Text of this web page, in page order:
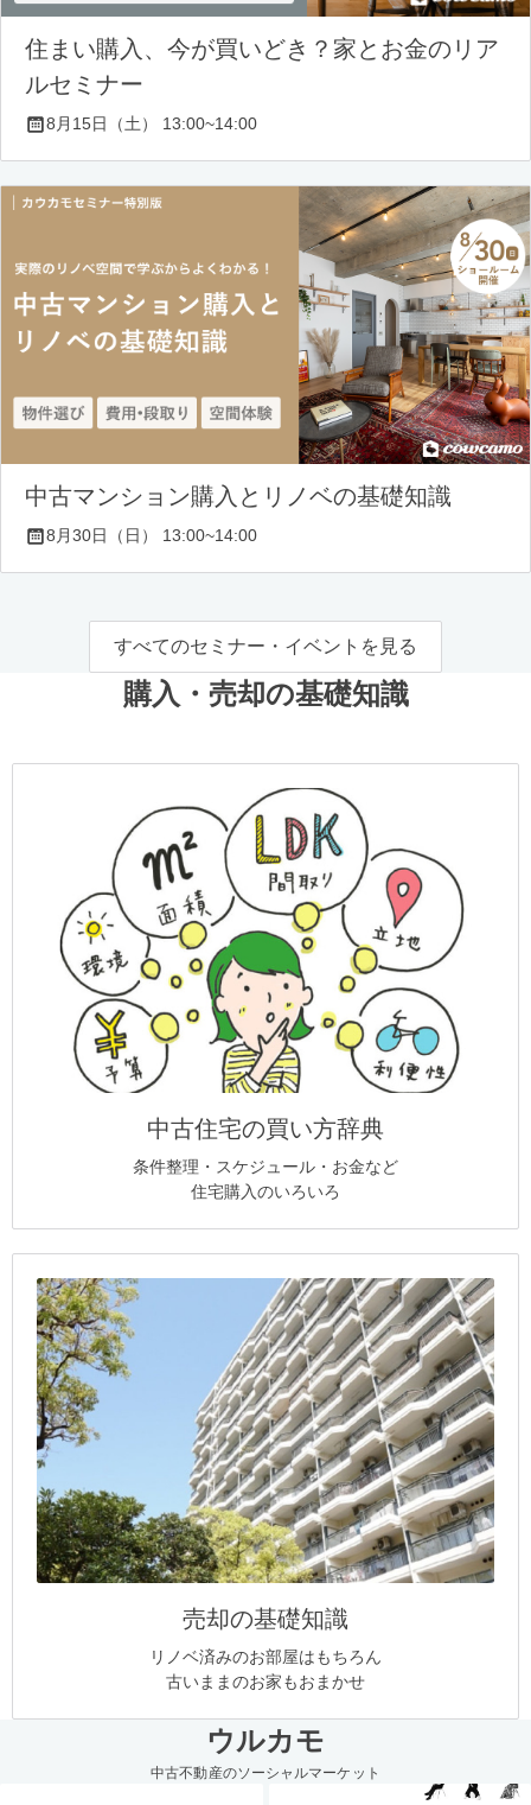
住まい購入、今が買いどき？家とお金のリア
ルセミナー
8月15日（土） 13:00~14:00
中古マンション購入とリノベの基礎知識
8月30日（日） 13:00~14:00
すべてのセミナー・イベントを見る
購入・売却の基礎知識
中古住宅の買い方辞典
条件整理・スケジュール・お金など
住宅購入のいろいろ
売却の基礎知識
リノベ済みのお部屋はもちろん
古いままのお家もおまかせ
ウルカモ
中古不動産のソーシャルマーケット